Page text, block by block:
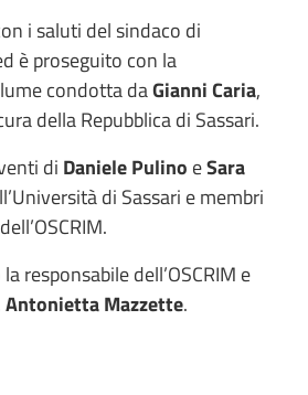
i saluti del sindaco di
è proseguito con la
condotta daGianni Caria,
della Repubblica di Sassari.
di Daniele Pulino eSara
di Sassari e membri
responsabile dell’OSCRIM e
Antonietta Mazzette.